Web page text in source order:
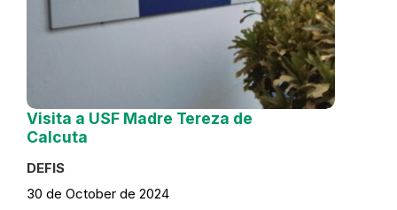
Visita a USF Madre Tereza de
Calcuta
DEFIS
30 de October de 2024